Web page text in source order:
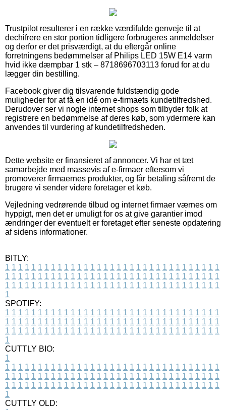
Trustpilot resulterer i en række værdifulde genveje til at
dechifrere en stor portion tidligere forbrugeres anmeldelser
og derfor er det prisværdigt, at du eftergår online
forretningens bedømmelser af Philips LED 15W E14 varm
hvid ikke dæmpbar 1 stk – 8718696703113 forud for at du
lægger din bestilling.
Facebook giver dig tilsvarende fuldstændig gode
muligheder for at få en idé om e-firmaets kundetilfredshed.
Derudover ser vi nogle internet shops som tilbyder folk at
registrere en bedømmelse af deres køb, som ydermere kan
anvendes til vurdering af kundetilfredsheden.
Dette website er finansieret af annoncer. Vi har et tæt
samarbejde med massevis af e-firmaer eftersom vi
promoverer firmaernes produkter, og får betaling såfremt de
brugere vi sender videre foretager et køb.
Vejledning vedrørende tilbud og internet firmaer værnes om
hyppigt, men det er umuligt for os at give garantier imod
ændringer der eventuelt er foretaget efter seneste opdatering
af sidens informationer.
BITLY:
1 1 1 1 1 1 1 1 1 1 1 1 1 1 1 1 1 1 1 1 1 1 1 1 1 1 1 1 1 1 1 1 1
1 1 1 1 1 1 1 1 1 1 1 1 1 1 1 1 1 1 1 1 1 1 1 1 1 1 1 1 1 1 1 1 1
1 1 1 1 1 1 1 1 1 1 1 1 1 1 1 1 1 1 1 1 1 1 1 1 1 1 1 1 1 1 1 1 1
1
SPOTIFY:
1 1 1 1 1 1 1 1 1 1 1 1 1 1 1 1 1 1 1 1 1 1 1 1 1 1 1 1 1 1 1 1 1
1 1 1 1 1 1 1 1 1 1 1 1 1 1 1 1 1 1 1 1 1 1 1 1 1 1 1 1 1 1 1 1 1
1 1 1 1 1 1 1 1 1 1 1 1 1 1 1 1 1 1 1 1 1 1 1 1 1 1 1 1 1 1 1 1 1
1
CUTTLY BIO:
1
1 1 1 1 1 1 1 1 1 1 1 1 1 1 1 1 1 1 1 1 1 1 1 1 1 1 1 1 1 1 1 1 1
1 1 1 1 1 1 1 1 1 1 1 1 1 1 1 1 1 1 1 1 1 1 1 1 1 1 1 1 1 1 1 1 1
1 1 1 1 1 1 1 1 1 1 1 1 1 1 1 1 1 1 1 1 1 1 1 1 1 1 1 1 1 1 1 1 1
1
CUTTLY OLD: